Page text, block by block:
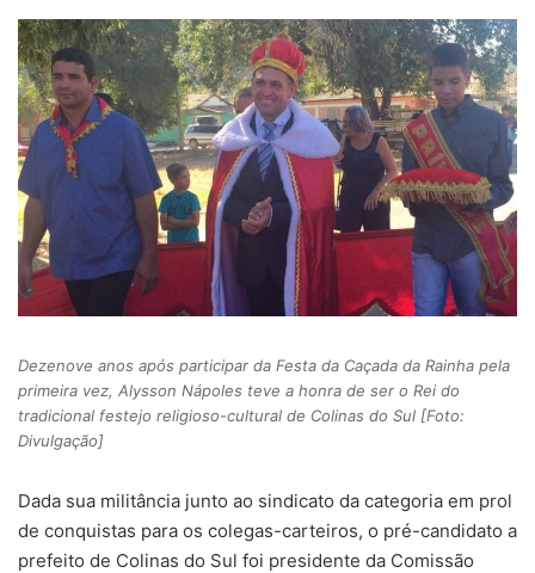
Dezenove anos após participar da Festa da Caçada da Rainha pela
primeira vez, Alysson Nápoles teve a honra de ser o Rei do
tradicional festejo religioso-cultural de Colinas do Sul [Foto:
Divulgação]
Dada sua militância junto ao sindicato da categoria em prol
de conquistas para os colegas-carteiros, o pré-candidato a
prefeito de Colinas do Sul foi presidente da Comissão